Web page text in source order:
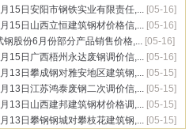
1.4589 1.4526 1.4590/
C50M2 C55E4 C55M2
15日安阳市钢铁实业有限责任,... [05-16]
15日山西立恒建筑钢材价格信,... [05-16]
钢股份6月份部分产品销售价格,... [05-16]
15日广西梧州永达废钢调价信,... [05-16]
13日攀成钢对雅安地区建筑钢,... [05-15]
13日江苏鸿泰废钢二次调价信,... [05-15]
13日山西建邦建筑钢材价格调,... [05-15]
13日攀钢钢城对攀枝花建筑钢,... [05-15]